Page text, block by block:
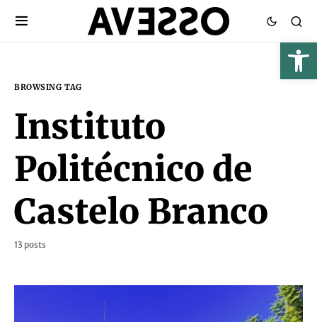
BROWSING TAG
Instituto
Politécnico de
Castelo Branco
13 posts